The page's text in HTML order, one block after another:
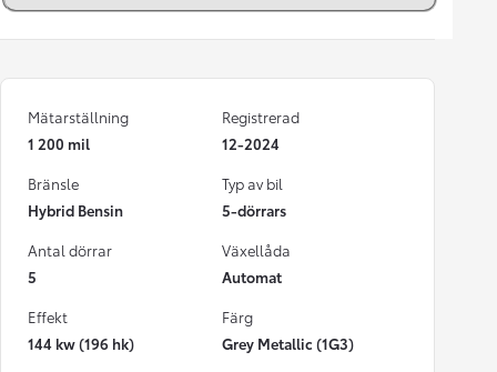
Mätarställning
1 200 mil
Registrerad
12-2024
Bränsle
Hybrid Bensin
Typ av bil
5-dörrars
Antal dörrar
5
Växellåda
Automat
Effekt
144 kw (196 hk)
Färg
Grey Metallic (1G3)